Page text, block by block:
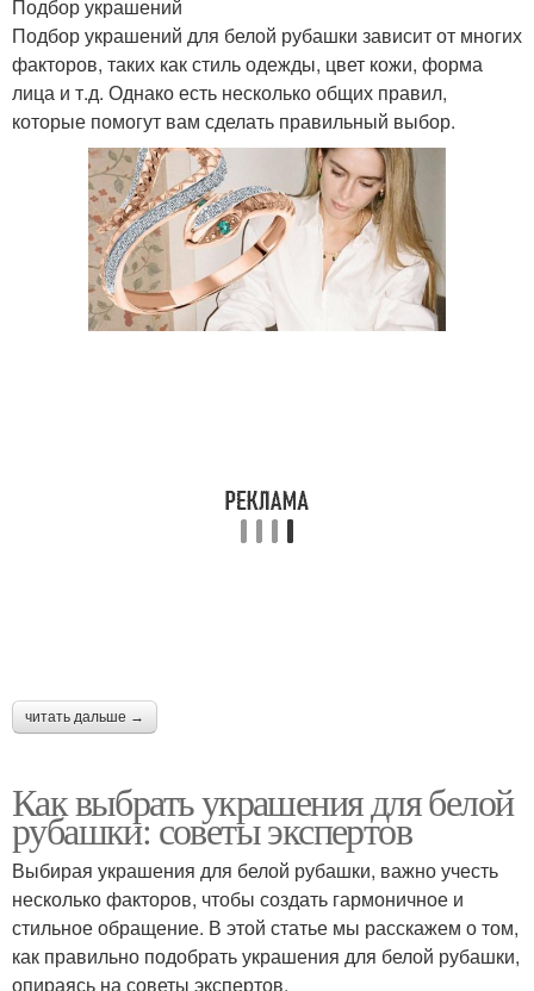
Подбор украшений
Подбор украшений для белой рубашки зависит от многих
факторов, таких как стиль одежды, цвет кожи, форма
лица и т.д. Однако есть несколько общих правил,
которые помогут вам сделать правильный выбор.
читать дальше →
Как выбрать украшения для белой
рубашки: советы экспертов
Выбирая украшения для белой рубашки, важно учесть
несколько факторов, чтобы создать гармоничное и
стильное обращение. В этой статье мы расскажем о том,
как правильно подобрать украшения для белой рубашки,
опираясь на советы экспертов.